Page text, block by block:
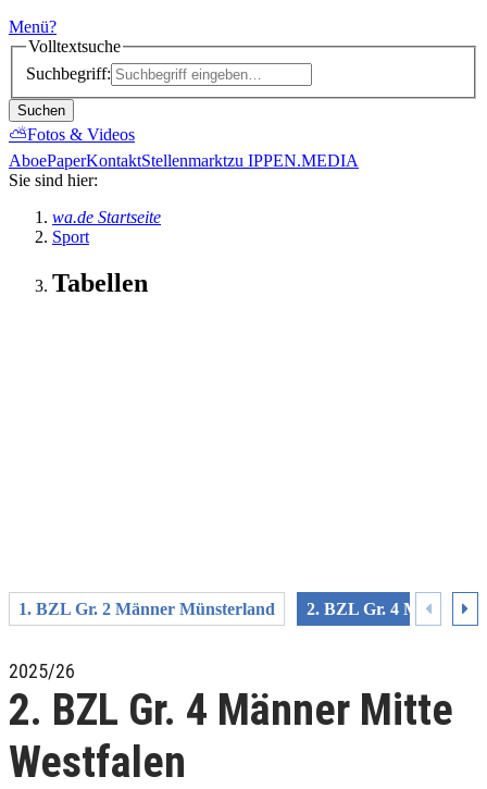
Menü?
Volltextsuche
Suchbegriff:
Suchen
⛅Fotos & Videos
AboePaperKontaktStellenmarktzu IPPEN.MEDIA
Sie sind hier:
wa.de Startseite
Sport
Tabellen
1. BZL Gr. 2 Männer Münsterland 2. BZL Gr. 4 Männer
2025/26
2. BZL Gr. 4 Männer Mitte
Westfalen